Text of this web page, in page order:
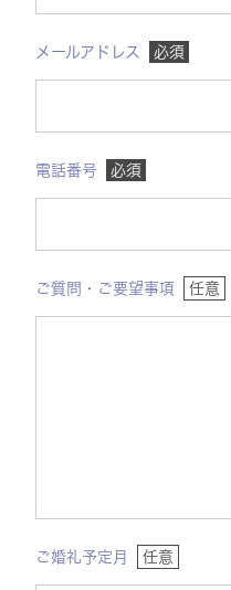
メールアドレス 必須
電話番号 必須
ご質問・ご要望事項 任意
ご婚礼予定月 任意